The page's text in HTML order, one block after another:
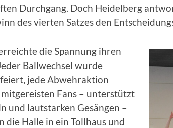
Durchgang. Doch Heidelberg
des vierten Satzes den
die Spannung ihren
Ballwechsel wurde
jede Abwehraktion
Fans – unterstützt
und lautstarken Gesängen –
die Halle in ein Tollhaus und